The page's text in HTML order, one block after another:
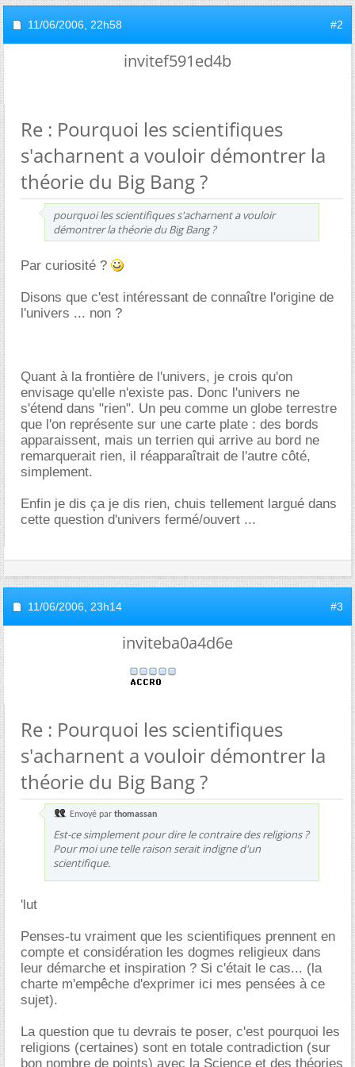
11/06/2006, 22h58 #2
invitef591ed4b
Re : Pourquoi les scientifiques
s'acharnent a vouloir démontrer la
théorie du Big Bang ?
pourquoi les scientifiques s'acharnent a vouloir
démontrer la théorie du Big Bang ?
Par curiosité ?
Disons que c'est intéressant de connaître l'origine de
l'univers ... non ?
Quant à la frontière de l'univers, je crois qu'on
envisage qu'elle n'existe pas. Donc l'univers ne
s'étend dans "rien". Un peu comme un globe terrestre
que l'on représente sur une carte plate : des bords
apparaissent, mais un terrien qui arrive au bord ne
remarquerait rien, il réapparaîtrait de l'autre côté,
simplement.
Enfin je dis ça je dis rien, chuis tellement largué dans
cette question d'univers fermé/ouvert ...
11/06/2006, 23h14 #3
inviteba0a4d6e
Re : Pourquoi les scientifiques
s'acharnent a vouloir démontrer la
théorie du Big Bang ?
Envoyé par thomassan
Est-ce simplement pour dire le contraire des religions ?
Pour moi une telle raison serait indigne d'un
scientifique.
'lut
Penses-tu vraiment que les scientifiques prennent en
compte et considération les dogmes religieux dans
leur démarche et inspiration ? Si c'était le cas... (la
charte m'empêche d'exprimer ici mes pensées à ce
sujet).
La question que tu devrais te poser, c'est pourquoi les
religions (certaines) sont en totale contradiction (sur
bon nombre de points) avec la Science et des théories